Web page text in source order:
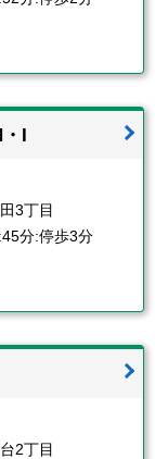
I
3丁目
分:停歩3分
2丁目